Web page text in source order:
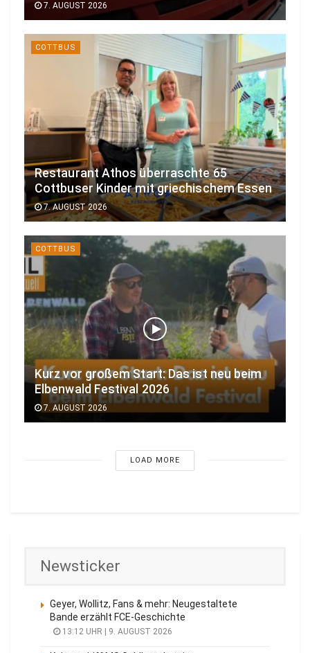
7. AUGUST 2026
COTTBUS
Restaurant Athos überraschte 65
Cottbuser Kinder mit griechischem Essen
7. AUGUST 2026
COTTBUS
Kurz vor großem Start: Das ist neu beim
Elbenwald Festival 2026
7. AUGUST 2026
LOAD MORE
Newsticker
Geyer, Wollitz, Fans & mehr: Neugestaltete
Bande erzählt FCE-Geschichte
13:12 UHR | 9. AUGUST 2026